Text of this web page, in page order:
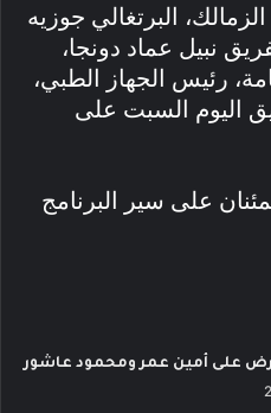
البرتغالي جوزيه
نبيل عماد دونجا،
رئيس الجهاز الطبي،
اليوم السبت على
على سير البرنامج
على أمين عمر ومحمود عاشور